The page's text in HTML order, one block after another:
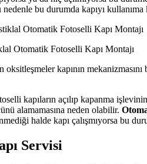
bu durumda kapıyı
Otomatik Fotoselli Kapı Montajı
oksitleşmeler kapının
kapıların açılıp kapanma
alamamasına neden olabilir.
halde kapı çalışmıyorsa bu
Servisi